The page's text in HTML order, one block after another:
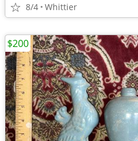
8/4 Whittier
$200